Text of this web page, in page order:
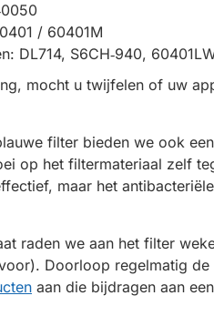
/ 60401M
DL714, S6CH‑940,
mocht u twijfelen of uw
filter bieden we ook
op het filtermateriaal zelf
maar het
raden we aan het filter
Doorloop regelmatig
aan die bijdragen aan